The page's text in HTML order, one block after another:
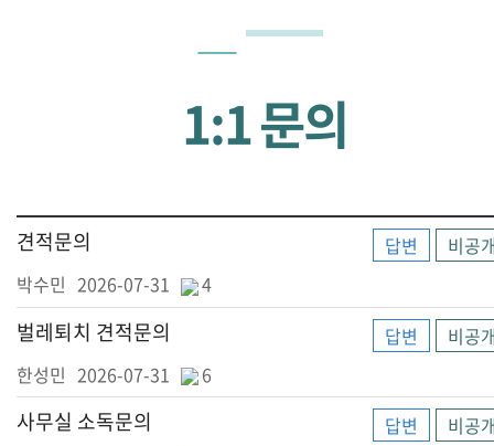
1:1 문의
견적문의 답변
비공
박수민 2026-07-31 4
벌레퇴치 견적문의 답변
비공
한성민 2026-07-31 6
사무실 소독문의 답변
비공